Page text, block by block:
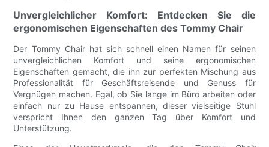
Unvergleichlicher Komfort: Entdecken Sie die
ergonomischen Eigenschaften des Tommy Chair
Der Tommy Chair hat sich schnell einen Namen für seinen
unvergleichlichen Komfort und seine ergonomischen
Eigenschaften gemacht, die ihn zur perfekten Mischung aus
Professionalität für Geschäftsreisende und Genuss für
Vergnügen machen. Egal, ob Sie lange im Büro arbeiten oder
einfach nur zu Hause entspannen, dieser vielseitige Stuhl
verspricht Ihnen den ganzen Tag über Komfort und
Unterstützung.